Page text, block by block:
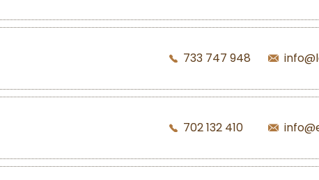
733 747 948
702 132 410